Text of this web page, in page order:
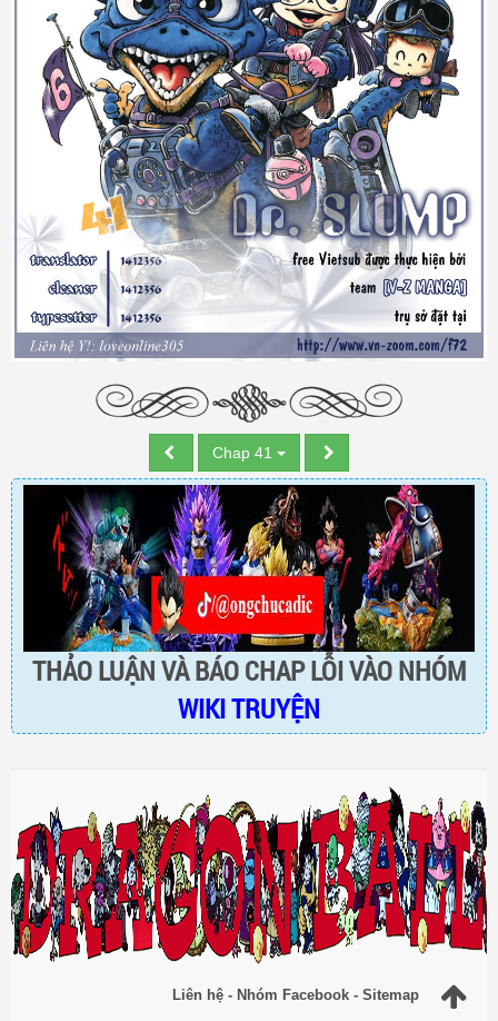
Chap 41
THẢO LUẬN VÀ BÁO CHAP LỖI VÀO NHÓM
WIKI TRUYỆN
Liên hệ - Nhóm Facebook - Sitemap